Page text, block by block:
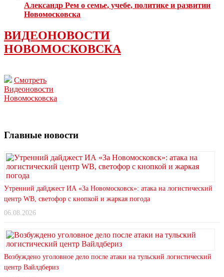
Александр Рем о семье, учебе, политике и развитии
Новомосковска
ВИДЕОНОВОСТИ
НОВОМОСКОВСКА
Смотреть
Видеоновости
Новомосковска
Главные новости
Утренний дайджест ИА «За Новомосковск»: атака на логистический
центр WB, светофор с кнопкой и жаркая погода
06.08.2026
Возбуждено уголовное дело после атаки на тульский логистический
центр Вайлдбериз